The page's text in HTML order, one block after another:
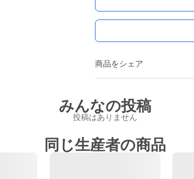
商品をシェア
みんなの投稿
投稿はありません
同じ生産者の商品